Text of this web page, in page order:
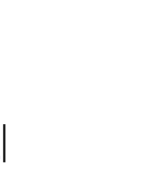
|